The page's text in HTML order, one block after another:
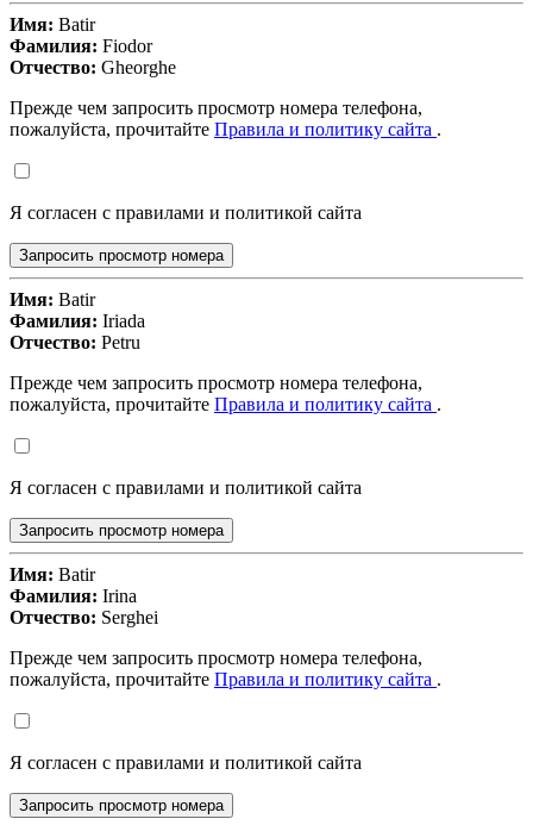
Имя: Batir
Фамилия: Fiodor
Отчество: Gheorghe
Прежде чем запросить просмотр номера телефона,
пожалуйста, прочитайте Правила и политику сайта .
Я согласен с правилами и политикой сайта
Запросить просмотр номера
Имя: Batir
Фамилия: Iriada
Отчество: Petru
Прежде чем запросить просмотр номера телефона,
пожалуйста, прочитайте Правила и политику сайта .
Я согласен с правилами и политикой сайта
Запросить просмотр номера
Имя: Batir
Фамилия: Irina
Отчество: Serghei
Прежде чем запросить просмотр номера телефона,
пожалуйста, прочитайте Правила и политику сайта .
Я согласен с правилами и политикой сайта
Запросить просмотр номера